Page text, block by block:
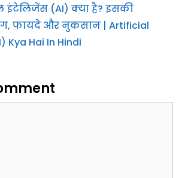
इंटेलिजेंस (AI) क्या है? इसकी
फायदे और नुकसान | Artificial
Kya Hai In Hindi